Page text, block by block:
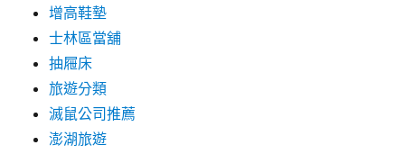
增高鞋墊
士林區當舖
抽屜床
旅遊分類
滅鼠公司推薦
澎湖旅遊